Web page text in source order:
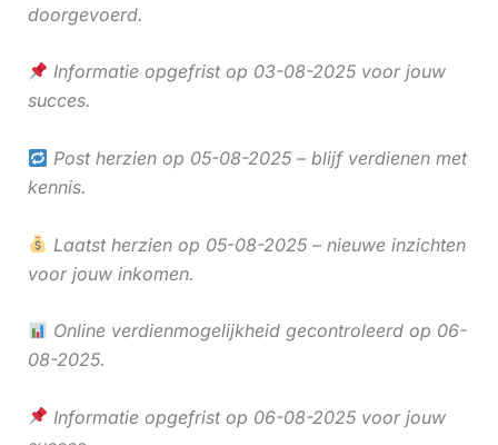
doorgevoerd.
Informatie opgefrist op 03-08-2025 voor jouw
succes.
Post herzien op 05-08-2025 – blijf verdienen met
kennis.
Laatst herzien op 05-08-2025 – nieuwe inzichten
voor jouw inkomen.
Online verdienmogelijkheid gecontroleerd op 06-
08-2025.
Informatie opgefrist op 06-08-2025 voor jouw